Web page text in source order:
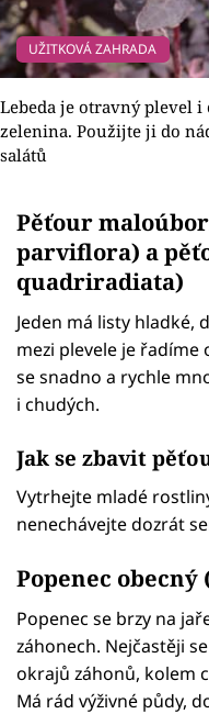
UŽITKOVÁ ZAHRADA
Lebeda je otravný plevel i
zelenina. Použijte ji do
salátů
Pěťour
parviflora) a
quadriradiata)
Jeden má listy hladké,
mezi plevele je řadíme
se snadno a rychle
i chudých.
Jak se zbavit
Vytrhejte mladé
nenechávejte dozrát
Popenec
Popenec se brzy na
záhonech. Nejčastěji
okrajů záhonů, kolem
Má rád výživné půdy,